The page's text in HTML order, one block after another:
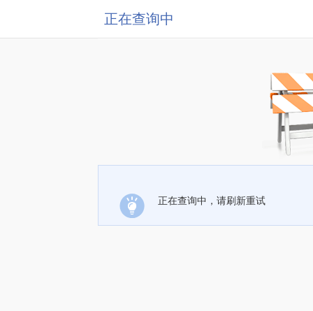
正在查询中
正在查询中，请刷新重试